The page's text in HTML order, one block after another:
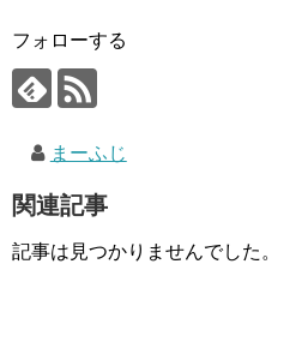
フォローする
まーふじ
関連記事
記事は見つかりませんでした。